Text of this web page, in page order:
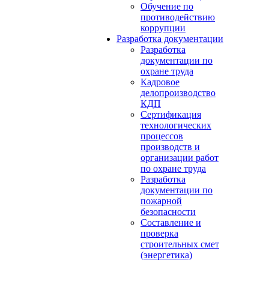
Обучение по
противодействию
коррупции
Разработка документации
Разработка
документации по
охране труда
Кадровое
делопроизводство
КДП
Сертификация
технологических
процессов
производств и
организации работ
по охране труда
Разработка
документации по
пожарной
безопасности
Составление и
проверка
строительных смет
(энергетика)